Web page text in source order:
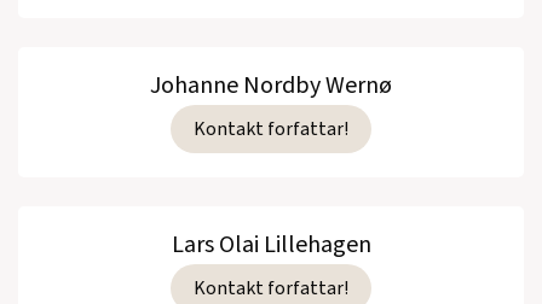
Johanne Nordby Wernø
Kontakt forfattar!
Lars Olai Lillehagen
Kontakt forfattar!